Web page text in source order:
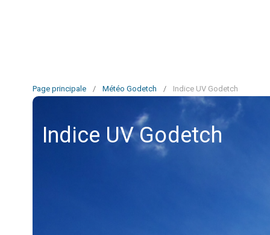
Page principale / Météo Godetch / Indice UV Godetch
Indice UV Godetch